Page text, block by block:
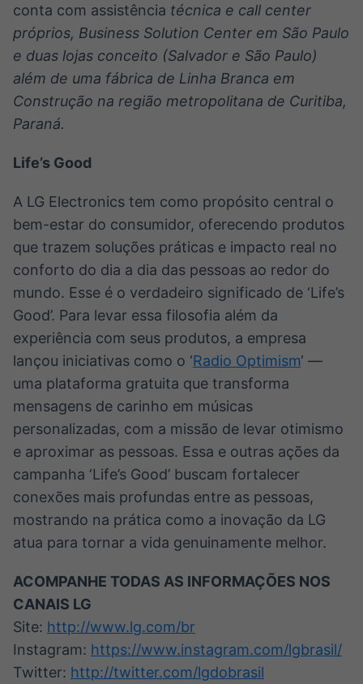
conta com assistência técnica e call center
próprios, Business Solution Center em São Paulo
e duas lojas conceito (Salvador e São Paulo)
além de uma fábrica de Linha Branca em
Construção na região metropolitana de Curitiba,
Paraná.
Life’s Good
A LG Electronics tem como propósito central o
bem-estar do consumidor, oferecendo produtos
que trazem soluções práticas e impacto real no
conforto do dia a dia das pessoas ao redor do
mundo. Esse é o verdadeiro significado de ‘Life’s
Good’. Para levar essa filosofia além da
experiência com seus produtos, a empresa
lançou iniciativas como o ‘Radio Optimism‘ —
uma plataforma gratuita que transforma
mensagens de carinho em músicas
personalizadas, com a missão de levar otimismo
e aproximar as pessoas. Essa e outras ações da
campanha ‘Life’s Good’ buscam fortalecer
conexões mais profundas entre as pessoas,
mostrando na prática como a inovação da LG
atua para tornar a vida genuinamente melhor.
ACOMPANHE TODAS AS INFORMAÇÕES NOS
CANAIS LG
Site: http://www.lg.com/br
Instagram: https://www.instagram.com/lgbrasil/
Twitter: http://twitter.com/lgdobrasil